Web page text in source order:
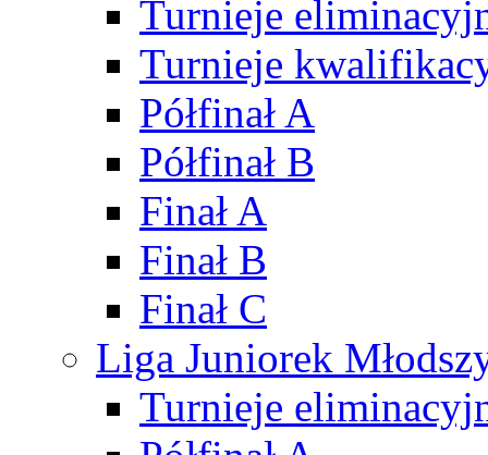
Turnieje
Turnieje
Półfinał A
Półfinał B
Finał A
Finał B
Finał C
Liga Juniorek
Turnieje